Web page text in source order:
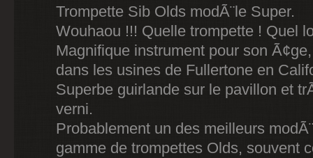
Trompette Sib Olds modÃ¨le Super.
Wouhaou !!! Quelle trompette ! Quel
Magnifique instrument pour son
dans les usines de Fullertone en
Superbe guirlande sur le pavillon et
verni.
Probablement un des meilleurs
gamme de trompettes Olds, souvent